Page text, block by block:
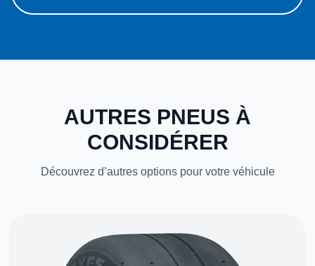
AUTRES PNEUS À
CONSIDÉRER
Découvrez d’autres options pour votre véhicule